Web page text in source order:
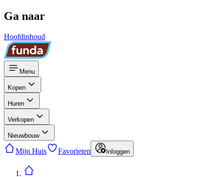
Ga naar
Hoofdinhoud
Menu
Kopen
Huren
Verkopen
Nieuwbouw
Mijn Huis Favorieten Inloggen